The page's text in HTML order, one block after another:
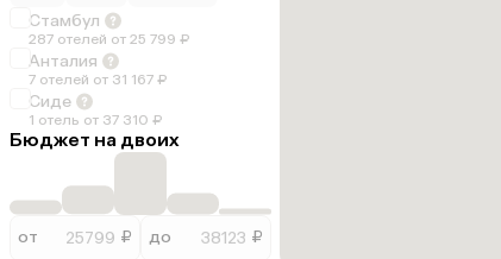
Стамбул
287 отелей от 25 799 ₽
Анталия
7 отелей от 31 167 ₽
Сиде
1 отель от 37 310 ₽
Бюджет на двоих
от ₽ до ₽